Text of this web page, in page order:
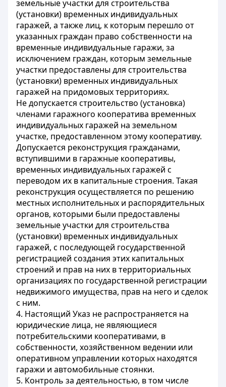
земельные участки для строительства
(установки) временных индивидуальных
гаражей, а также лиц, к которым перешло от
указанных граждан право собственности на
временные индивидуальные гаражи, за
исключением граждан, которым земельные
участки предоставлены для строительства
(установки) временных индивидуальных
гаражей на придомовых территориях.
Не допускается строительство (установка)
членами гаражного кооператива временных
индивидуальных гаражей на земельном
участке, предоставленном этому кооперативу.
Допускается реконструкция гражданами,
вступившими в гаражные кооперативы,
временных индивидуальных гаражей с
переводом их в капитальные строения. Такая
реконструкция осуществляется по решению
местных исполнительных и распорядительных
органов, которыми были предоставлены
земельные участки для строительства
(установки) временных индивидуальных
гаражей, с последующей государственной
регистрацией создания этих капитальных
строений и прав на них в территориальных
организациях по государственной регистрации
недвижимого имущества, прав на него и сделок
с ним.
4. Настоящий Указ не распространяется на
юридические лица, не являющиеся
потребительскими кооперативами, в
собственности, хозяйственном ведении или
оперативном управлении которых находятся
гаражи и автомобильные стоянки.
5. Контроль за деятельностью, в том числе